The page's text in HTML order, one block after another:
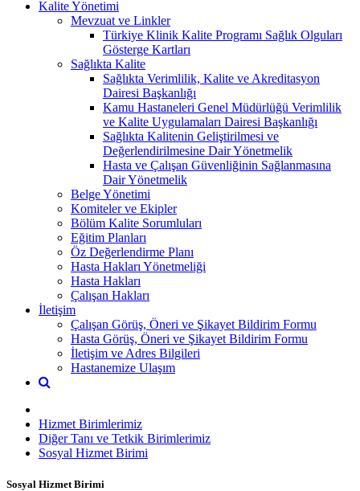
Kalite Yönetimi
Mevzuat ve Linkler
Türkiye Klinik Kalite Programı Sağlık Olguları
Gösterge Kartları
Sağlıkta Kalite
Sağlıkta Verimlilik, Kalite ve Akreditasyon
Dairesi Başkanlığı
Kamu Hastaneleri Genel Müdürlüğü Verimlilik
ve Kalite Uygulamaları Dairesi Başkanlığı
Sağlıkta Kalitenin Geliştirilmesi ve
Değerlendirilmesine Dair Yönetmelik
Hasta ve Çalışan Güvenliğinin Sağlanmasına
Dair Yönetmelik
Belge Yönetimi
Komiteler ve Ekipler
Bölüm Kalite Sorumluları
Eğitim Planları
Öz Değerlendirme Planı
Hasta Hakları Yönetmeliği
Hasta Hakları
Çalışan Hakları
İletişim
Çalışan Görüş, Öneri ve Şikayet Bildirim Formu
Hasta Görüş, Öneri ve Şikayet Bildirim Formu
İletişim ve Adres Bilgileri
Hastanemize Ulaşım
Hizmet Birimlerimiz
Diğer Tanı ve Tetkik Birimlerimiz
Sosyal Hizmet Birimi
Sosyal Hizmet Birimi